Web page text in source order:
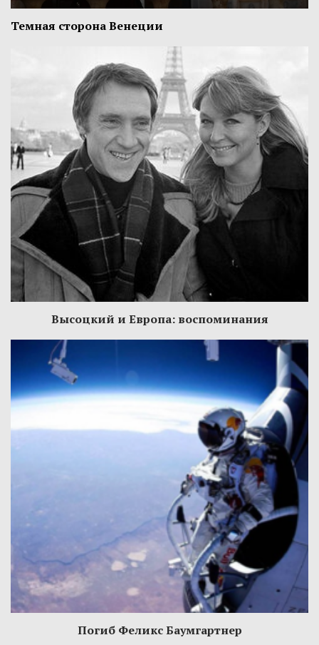
Темная сторона Венеции
Высоцкий и Европа: воспоминания
Погиб Феликс Баумгартнер